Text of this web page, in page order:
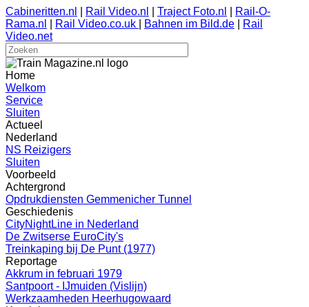
Cabineritten.nl Rail Video.nl Traject Foto.nl
Rail-O-
Rama.nl
Rail Video.co.uk Bahnen im Bild.de
Rail
Video.net
Home
Welkom
Service
Sluiten
Actueel
Nederland
NS Reizigers
Sluiten
Voorbeeld
Achtergrond
Opdrukdiensten Gemmenicher Tunnel
Geschiedenis
CityNightLine in Nederland
De Zwitserse EuroCity's
Treinkaping bij De Punt (1977)
Reportage
Akkrum in februari 1979
Santpoort - IJmuiden (Vislijn)
Werkzaamheden Heerhugowaard